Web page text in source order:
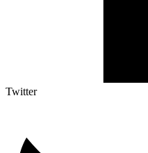
Twitter